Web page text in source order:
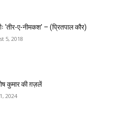
‘तीर-ए-नीमकश’ – (प्रितपाल कौर)
5, 2018
कुमार की ग़ज़लें
2024